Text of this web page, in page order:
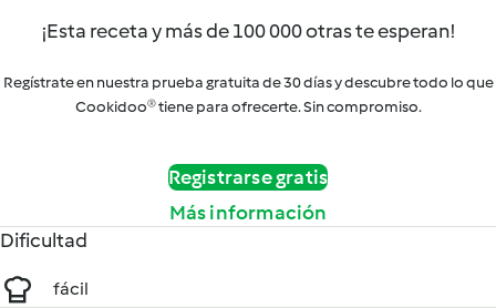
¡Esta receta y más de 100 000 otras te esperan!
Regístrate en nuestra prueba gratuita de 30 días y descubre todo lo que
Cookidoo® tiene para ofrecerte. Sin compromiso.
Registrarse gratis
Más información
Dificultad
fácil